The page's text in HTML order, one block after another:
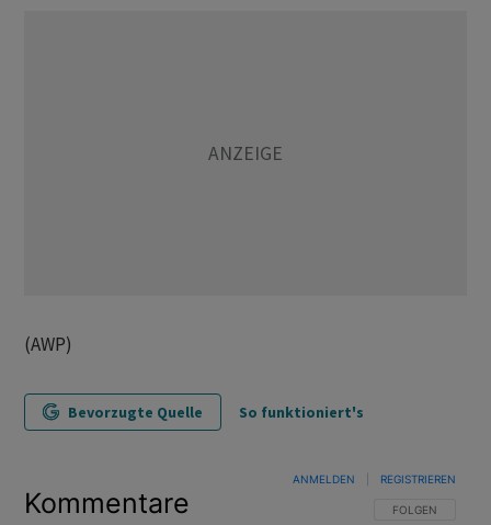
(AWP)
Bevorzugte Quelle So funktioniert's
Kommentare FOLGE DIESER
FOLGEN
ANMELDEN REGISTRIEREN